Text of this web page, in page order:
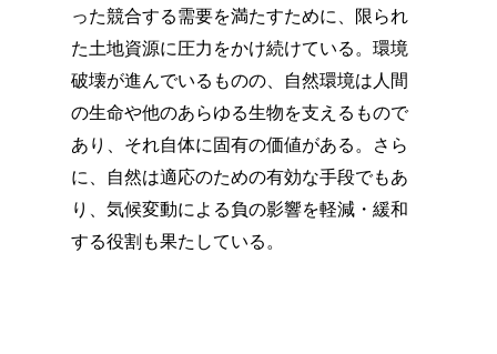
った競合する需要を満たすために、限られ
た土地資源に圧力をかけ続けている。環境
破壊が進んでいるものの、自然環境は人間
の生命や他のあらゆる生物を支えるもので
あり、それ自体に固有の価値がある。さら
に、自然は適応のための有効な手段でもあ
り、気候変動による負の影響を軽減・緩和
する役割も果たしている。